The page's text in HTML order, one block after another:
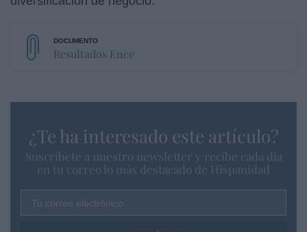
Resultados Ence
¿Te ha interesado este artículo?
Suscríbete a nuestro newsletter y recibe cada dia
en tu correo lo más destacado de Hispanidad
Tu correo electrónico...